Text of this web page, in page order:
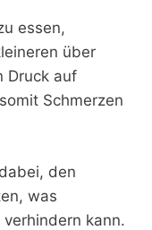
essen,
über
Druck auf
Schmerzen
den
was
kann.